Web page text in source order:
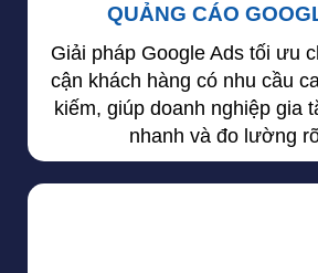
QUẢNG CÁO
Giải pháp Google Ads tối ưu
cận khách hàng có nhu cầu
kiếm, giúp doanh nghiệp gia
nhanh và đo lường